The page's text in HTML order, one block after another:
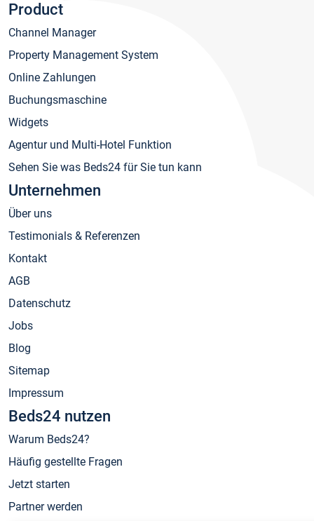
Product
Channel Manager
Property Management System
Online Zahlungen
Buchungsmaschine
Widgets
Agentur und Multi-Hotel Funktion
Sehen Sie was Beds24 für Sie tun kann
Unternehmen
Über uns
Testimonials & Referenzen
Kontakt
AGB
Datenschutz
Jobs
Blog
Sitemap
Impressum
Beds24 nutzen
Warum Beds24?
Häufig gestellte Fragen
Jetzt starten
Partner werden